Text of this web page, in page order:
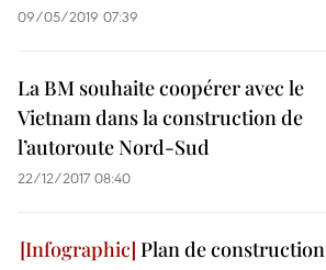
09/05/2019 07:39
La BM souhaite coopérer avec le
Vietnam dans la construction de
l’autoroute Nord-Sud
22/12/2017 08:40
Plan de construction